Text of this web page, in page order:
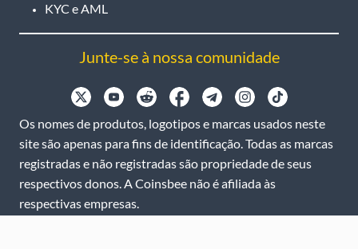
KYC e AML
Junte-se à nossa comunidade
Os nomes de produtos, logotipos e marcas usados neste
site são apenas para fins de identificação. Todas as marcas
registradas e não registradas são propriedade de seus
respectivos donos. A Coinsbee não é afiliada às
respectivas empresas.